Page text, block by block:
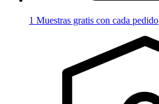
1 Muestras gratis con cada pedido